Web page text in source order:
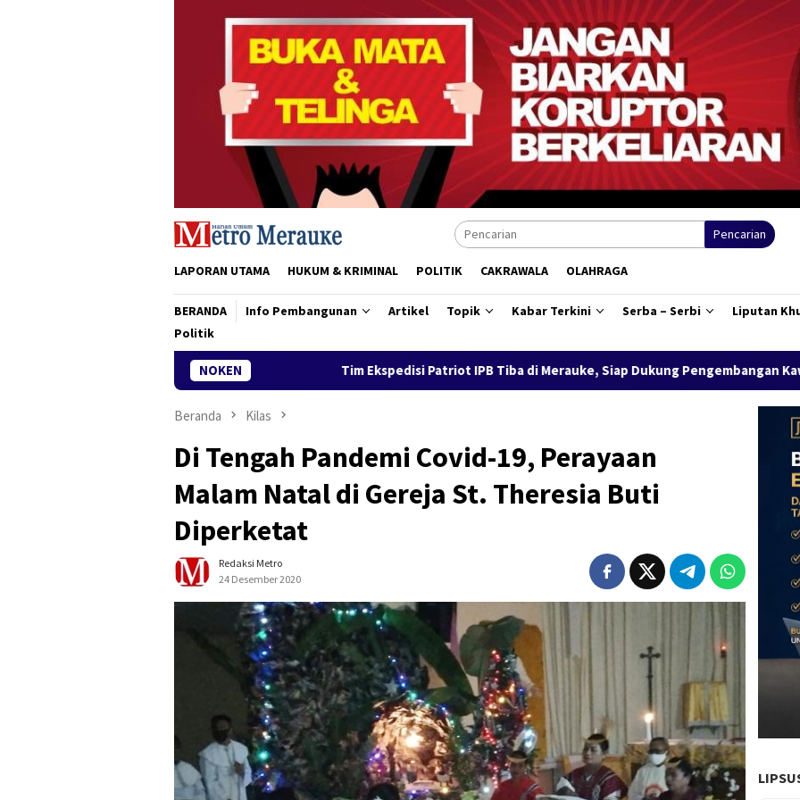
Pencarian
LAPORAN UTAMA HUKUM & KRIMINAL POLITIK CAKRAWALA OLAHRAGA
BERANDA Info Pembangunan Artikel Topik Kabar Terkini Serba – Serbi
Liputan
Politik
NOKEN
Tim Ekspedisi Patriot IPB Tiba di Merauke, Siap Dukung Pengembangan Kawasan Salor Berbasis Potensi
Beranda Kilas
Di Tengah Pandemi Covid-19, Perayaan
Malam Natal di Gereja St. Theresia Buti
Diperketat
Redaksi Metro
24 Desember 2020